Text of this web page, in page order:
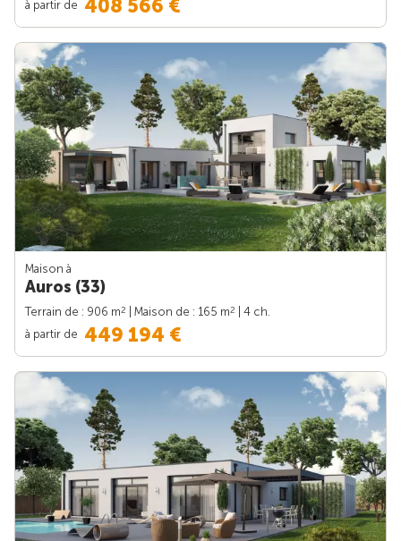
à partir de 408 566 €
Maison à
Auros (33)
Terrain de : 906 m2 | Maison de : 165 m2
| 4 ch.
à partir de 449 194 €